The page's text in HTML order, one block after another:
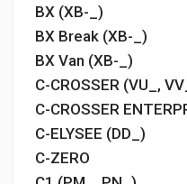
BX (XB-_)
BX Break (XB-_)
BX Van (XB-_)
C-CROSSER (VU_,
C-CROSSER
C-ELYSEE (DD_)
C-ZERO